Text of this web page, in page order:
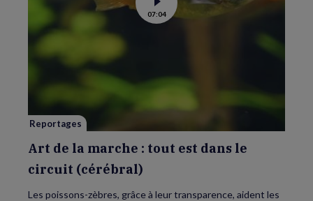
Voir
la
vidéo
:
tout
dans
(cérébral)
07:04
Reportages
Art de la marche : tout est dans le
circuit (cérébral)
Les poissons-zèbres, grâce à leur transparence, aident les